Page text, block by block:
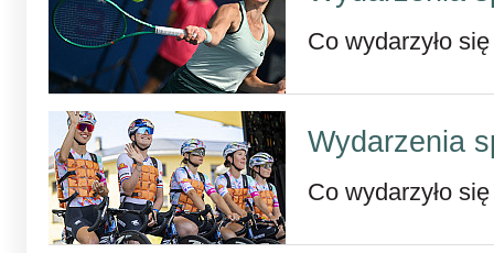
Co wydarzyło
Wydarzenia
Co wydarzyło